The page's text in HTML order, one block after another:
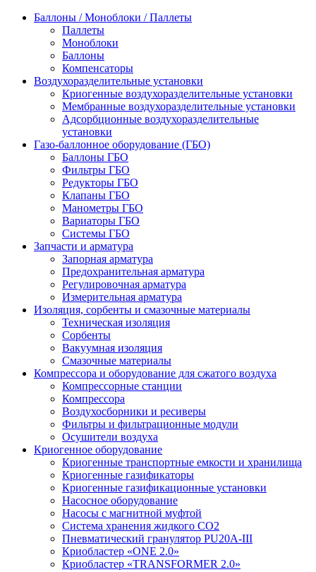
Баллоны / Моноблоки / Паллеты
Паллеты
Моноблоки
Баллоны
Компенсаторы
Воздухоразделительные установки
Криогенные воздухоразделительные установки
Мембранные воздухоразделительные установки
Адсорбционные воздухоразделительные
установки
Газо-баллонное оборудование (ГБО)
Баллоны ГБО
Фильтры ГБО
Редукторы ГБО
Клапаны ГБО
Манометры ГБО
Вариаторы ГБО
Системы ГБО
Запчасти и арматура
Запорная арматура
Предохранительная арматура
Регулировочная арматура
Измерительная арматура
Изоляция, сорбенты и смазочные материалы
Техническая изоляция
Сорбенты
Вакуумная изоляция
Смазочные материалы
Компрессора и оборудование для сжатого воздуха
Компрессорные станции
Компрессора
Воздухосборники и ресиверы
Фильтры и фильтрационные модули
Осушители воздуха
Криогенное оборудование
Криогенные транспортные емкости и хранилища
Криогенные газификаторы
Криогенные газификационные установки
Насосное оборудование
Насосы с магнитной муфтой
Система хранения жидкого CO2
Пневматический гранулятор PU20A-III
Криобластер «ONE 2.0»
Криобластер «TRANSFORMER 2.0»